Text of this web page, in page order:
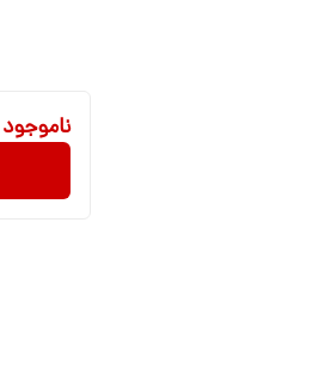
ناموجود